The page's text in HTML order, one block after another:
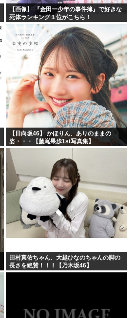
【画像】 『金田一少年の事件簿』で好きな
死体ランキング１位がこちら！
【日向坂46】 かほりん、ありのままの
姿・・・【藤嶌果歩1st写真集】
田村真佑ちゃん、大越ひなのちゃんの脚の
長さを絶賛！！！【乃木坂46】